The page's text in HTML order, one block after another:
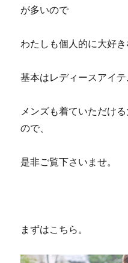
が多いので
わたしも個人的に大好き
基本はレディースアイテ
メンズも着ていただけ
ので、
是非ご覧下さいませ。
まずはこちら。